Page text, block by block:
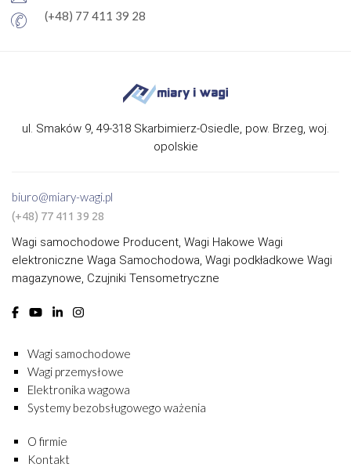
(+48) 77 411 39 28
ul. Smaków 9, 49-318 Skarbimierz-Osiedle, pow. Brzeg, woj.
opolskie
biuro@miary-wagi.pl
(+48) 77 411 39 28
Wagi samochodowe Producent, Wagi Hakowe Wagi
elektroniczne Waga Samochodowa, Wagi podkładkowe Wagi
magazynowe, Czujniki Tensometryczne
Wagi samochodowe
Wagi przemysłowe
Elektronika wagowa
Systemy bezobsługowego ważenia
O firmie
Kontakt